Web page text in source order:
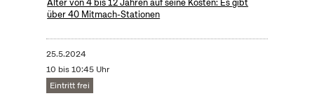
Alter von 4 bis 12 Jahren auf seine Kosten: Es gibt
über 40 Mitmach-Stationen
25.5.2024
10 bis 10:45 Uhr
Eintritt frei